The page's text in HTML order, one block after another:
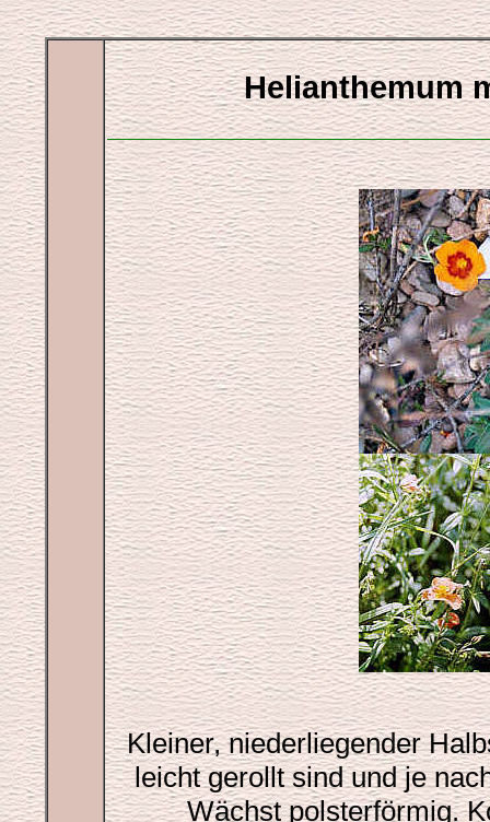
Helianthemum
Kleiner, niederliegender
leicht gerollt sind und je
Wächst polsterförmig.